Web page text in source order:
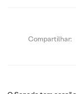
Compartilhar: